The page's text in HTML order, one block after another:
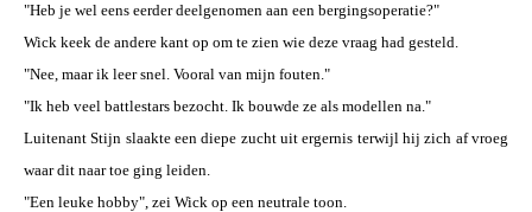
"Heb je wel eens eerder deelgenomen aan een bergingsoperatie?"
Wick keek de andere kant op om te zien wie deze vraag had gesteld.
"Nee, maar ik leer snel. Vooral van mijn fouten."
"Ik heb veel battlestars bezocht. Ik bouwde ze als modellen na."
Luitenant Stijn slaakte een diepe zucht uit ergernis terwijl hij zich af vroeg
waar dit naar toe ging leiden.
"Een leuke hobby", zei Wick op een neutrale toon.